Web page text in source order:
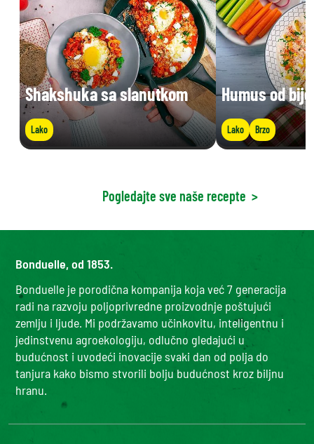
Shakshuka sa slanutkom
Lako
Humus od
Lako Brzo
Pogledajte sve naše recepte >
Bonduelle, od 1853.
Bonduelle je porodična kompanija koja već 7 generacija
radi na razvoju poljoprivredne proizvodnje poštujući
zemlju i ljude. Mi podržavamo učinkovitu, inteligentnu i
jedinstvenu agroekologiju, odlučno gledajući u
budućnost i uvodeći inovacije svaki dan od polja do
tanjura kako bismo stvorili bolju budućnost kroz biljnu
hranu.